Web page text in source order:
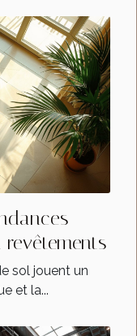
sol jouent un
et la...